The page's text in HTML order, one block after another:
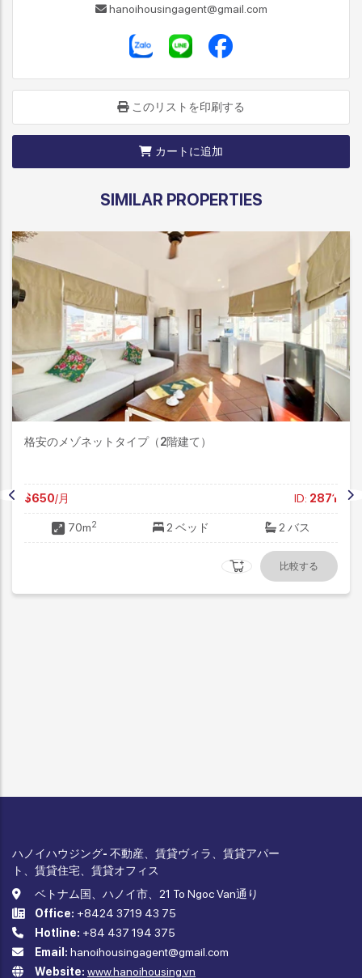
hanoihousingagent@gmail.com
このリストを印刷する
カートに追加
SIMILAR PROPERTIES
格安のメゾネットタイプ（2階建て）
$650/月 ID: 2871
70m2 2 ベッド 2 バス
比較する
ハノイハウジング- 不動産、賃貸ヴィラ、賃貸アパー
ト、賃貸住宅、賃貸オフィス
ベトナム国、ハノイ市、21 To Ngoc Van通り
Office: +8424 3719 43 75
Hotline: +84 437 194 375
Email: hanoihousingagent@gmail.com
Website: www.hanoihousing.vn